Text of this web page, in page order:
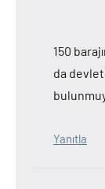
150
da
Yanıtla